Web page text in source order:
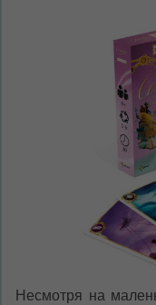
Несмотря на